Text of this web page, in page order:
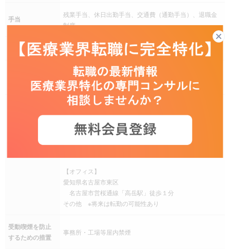
手当
残業手当、休日出勤手当、交通費（通勤手当）、退職金
制度
社会保険 健康保険、厚生年金保険、雇用保険、労災保険
育児支援制度、介護支援制度、従業員持株会、慶弔災害
見舞金制度、福利厚生サービス加入
※ご自宅から医療機関への直行直帰がメインの働き方とな
ります
【オフィス】
愛知県名古屋市東区
名古屋市営桜通線「高岳駅」徒歩１分
その他 ※将来は転勤の可能性あり
受動喫煙を防止
するための措置
事務所・工場等屋内禁煙